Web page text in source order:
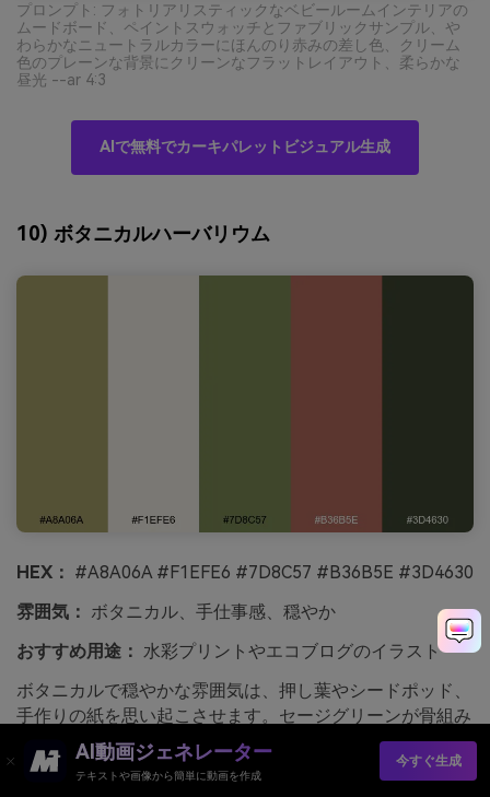
プロンプト: フォトリアリスティックなベビールームインテリアの
ムードボード、ペイントスウォッチとファブリックサンプル、や
わらかなニュートラルカラーにほんのり赤みの差し色、クリーム
色のプレーンな背景にクリーンなフラットレイアウト、柔らかな
昼光 --ar 4:3
AIで無料でカーキパレットビジュアル生成
10) ボタニカルハーバリウム
HEX： #A8A06A #F1EFE6 #7D8C57 #B36B5E #3D4630
雰囲気： ボタニカル、手仕事感、穏やか
おすすめ用途： 水彩プリントやエコブログのイラスト
ボタニカルで穏やかな雰囲気は、押し葉やシードポッド、
手作りの紙を思い起こさせます。セージグリーンが骨組み
を作り、 muted clay（くすんだ粘土色）はハイライトと
して温かい人間味を添えます。淡いニュートラルは紙の色
AI動画ジェネレーター
テキストや画像から簡単に動画を作成
今すぐ生成